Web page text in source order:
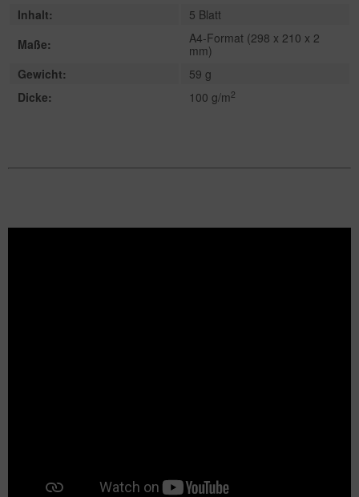
Inhalt:
5 Blatt
Maße:
A4-Format (298 x 210 x 2
mm)
Gewicht:
59 g
Dicke:
100 g/m2